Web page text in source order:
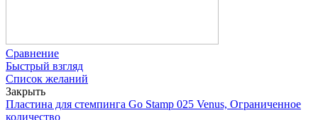
Сравнение
Быстрый взгляд
Список желаний
Закрыть
Пластина для стемпинга Go Stamp 025 Venus, Ограниченное
количество